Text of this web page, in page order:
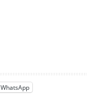
WhatsApp